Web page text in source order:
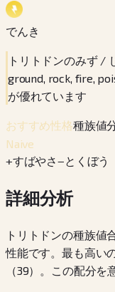
でんき
トリトドンのみず /
ground, rock, fire,
が優れています
おすすめ性格種族値
Naive
+すばやさ−とくぼう
詳細分析
トリトドンの種族値
性能です。最も高い
（39）。この配分を